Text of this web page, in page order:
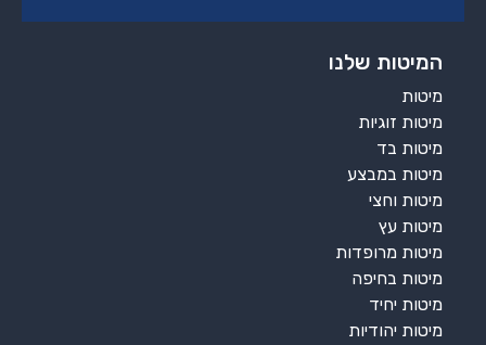
המיטות שלנו
מיטות
מיטות זוגיות
מיטות בד
מיטות במבצע
מיטות וחצי
מיטות עץ
מיטות מרופדות
מיטות בחיפה
מיטות יחיד
מיטות יהודיות